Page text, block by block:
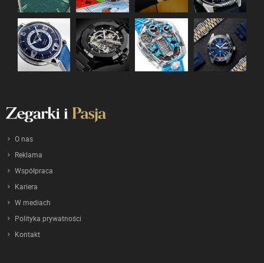
O nas
Reklama
Współpraca
Kariera
W mediach
Polityka prywatności
Kontakt